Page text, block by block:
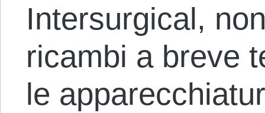
Intersurgical,
ricambi a breve
le